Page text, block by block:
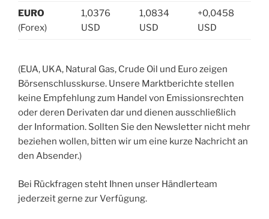
EURO
(Forex)
1,0376
USD
1,0834
USD
+0,0458
USD
(EUA, UKA, Natural Gas, Crude Oil und Euro zeigen
Börsenschlusskurse. Unsere Marktberichte stellen
keine Empfehlung zum Handel von Emissionsrechten
oder deren Derivaten dar und dienen ausschließlich
der Information. Sollten Sie den Newsletter nicht mehr
beziehen wollen, bitten wir um eine kurze Nachricht an
den Absender.)
Bei Rückfragen steht Ihnen unser Händlerteam
jederzeit gerne zur Verfügung.